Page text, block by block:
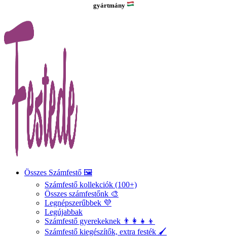
gyártmány
Összes Számfestő 🖼️
Számfestő kollekciók (100+)
Összes számfestőnk 🎨
Legnépszerűbbek 💜
Legújabbak
Számfestő gyerekeknek 👨‍👩‍👧‍👦
Számfestő kiegészítők, extra festék 🖌️